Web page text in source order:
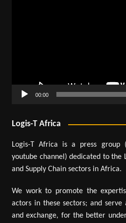
00:00
Logis-T Africa
Logis-T Africa is a press group
youtube channel) dedicated to the
and Supply Chain sectors in Africa.
We work to promote the
actors in these sectors; and
and exchange, for the better